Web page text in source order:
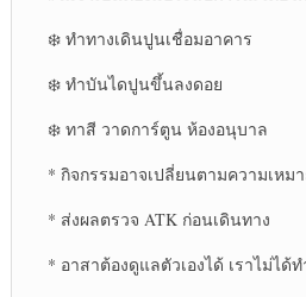
❄️ ทำทางเดินปูนเชื่อมอาคาร
❄️ ทำบันไดปูนขึ้นลงดอย
❄️ ทาสี วาดการ์ตูน ห้องอนุบาล
* กิจกรรมอาจเปลี่ยนตามความเหม
* ส่งผลตรวจ ATK ก่อนเดินทาง
* อาสาต้องดูแลตัวเองได้ เราไม่ได้